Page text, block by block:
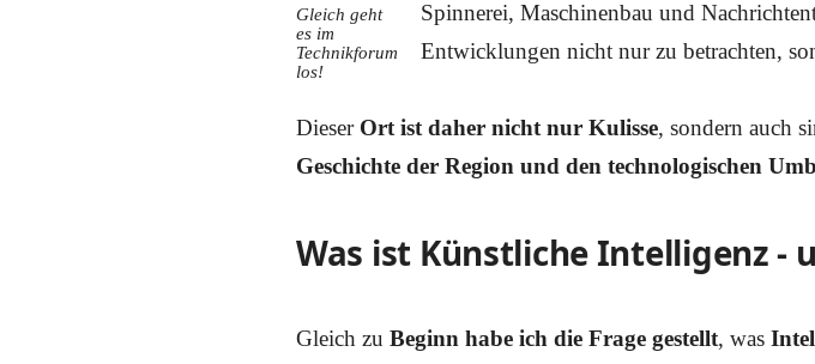
Gleich geht
es im
Technikforum
los!
Spinnerei, Maschinenbau und
Entwicklungen nicht nur zu betrachten,
Dieser Ort ist daher nicht nur Kulisse, sondern auch
Geschichte der Region und den technologischen
Was ist Künstliche Intelligenz -
Gleich zu Beginn habe ich die Frage gestellt, was